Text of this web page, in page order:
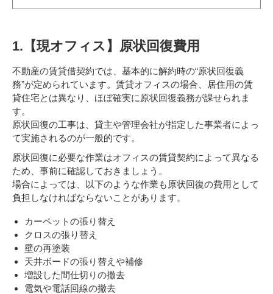
1.【現オフィス】原状回復費用
不動産の賃貸借契約では、基本的に解約時の“原状回復義
務”が定められています。賃貸オフィスの場合、居住用の賃
貸住宅とは異なり、ほぼ確実に原状回復義務が課せられま
す。
原状回復の工事は、貸主や管理会社が指定した事業者によっ
て実施されるのが一般的です。
原状回復に必要な作業はオフィスの賃貸契約によって異なる
ため、事前に確認しておきましょう。
場合によっては、以下のような作業も原状回復の費用として
負担しなければならないことがあります。
カーペットの張り替え
クロスの張り替え
壁の再塗装
天井ボードの張り替えや補修
増設した間仕切りの撤去
電気や電話回線の撤去